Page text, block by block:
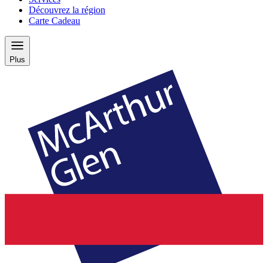
Découvrez la région
Carte Cadeau
Plus